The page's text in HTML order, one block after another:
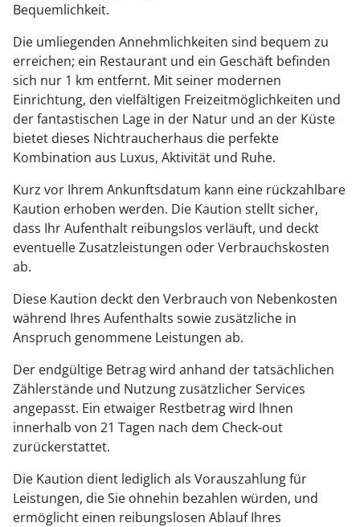
Bequemlichkeit.
Die umliegenden Annehmlichkeiten sind bequem zu
erreichen; ein Restaurant und ein Geschäft befinden
sich nur 1 km entfernt. Mit seiner modernen
Einrichtung, den vielfältigen Freizeitmöglichkeiten und
der fantastischen Lage in der Natur und an der Küste
bietet dieses Nichtraucherhaus die perfekte
Kombination aus Luxus, Aktivität und Ruhe.
Kurz vor Ihrem Ankunftsdatum kann eine rückzahlbare
Kaution erhoben werden. Die Kaution stellt sicher,
dass Ihr Aufenthalt reibungslos verläuft, und deckt
eventuelle Zusatzleistungen oder Verbrauchskosten
ab.
Diese Kaution deckt den Verbrauch von Nebenkosten
während Ihres Aufenthalts sowie zusätzliche in
Anspruch genommene Leistungen ab.
Der endgültige Betrag wird anhand der tatsächlichen
Zählerstände und Nutzung zusätzlicher Services
angepasst. Ein etwaiger Restbetrag wird Ihnen
innerhalb von 21 Tagen nach dem Check-out
zurückerstattet.
Die Kaution dient lediglich als Vorauszahlung für
Leistungen, die Sie ohnehin bezahlen würden, und
ermöglicht einen reibungslosen Ablauf Ihres